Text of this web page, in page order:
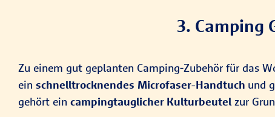
3. Camping
Zu einem gut geplanten Camping-Zubehör für das
ein schnelltrocknendes Microfaser-Handtuch und
gehört ein campingtauglicher Kulturbeutelzur